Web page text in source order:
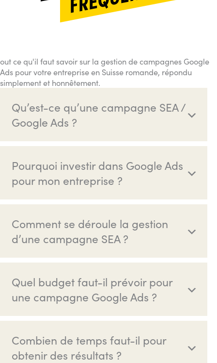
out ce qu'il faut savoir sur la gestion de campagnes Google
Ads pour votre entreprise en Suisse romande, répondu
simplement et honnêtement.
Qu’est-ce qu’une campagne SEA /
Google Ads ?
Pourquoi investir dans Google Ads
pour mon entreprise ?
Comment se déroule la gestion
d’une campagne SEA ?
Quel budget faut-il prévoir pour
une campagne Google Ads ?
Combien de temps faut-il pour
obtenir des résultats ?